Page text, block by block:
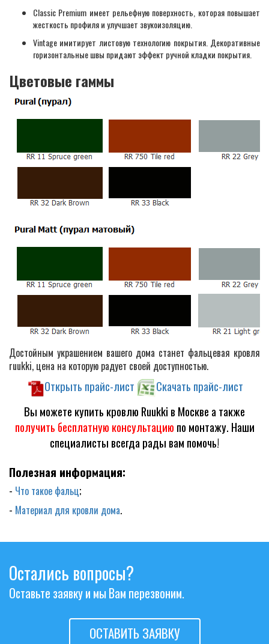
Classic Premium имеет рельефную поверхность, которая повышает
жесткость профиля и улучшает звукоизоляцию.
Vintage имитирует листовую технологию покрытия. Декоративные
горизонтальные швы придают эффект ручной кладки покрытия.
Цветовые гаммы
Достойным украшением вашего дома станет фальцевая кровля
ruukki, цена на которую радует своей доступностью.
Открыть прайс-лист
Скачать прайс-лист
Вы можете купить кровлю Ruukki в Москве а также
получить бесплатную консультацию по монтажу. Наши
специалисты всегда рады вам помочь!
Полезная информация:
- Что такое фальц;
- Материал для кровли дома.
Остались вопросы?
Оставьте заявку и мы Вам перезвоним.
ОСТАВИТЬ ЗАЯВКУ